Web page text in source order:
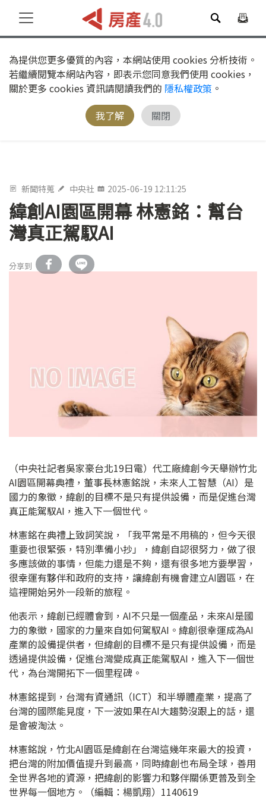
為提供您更多優質的內容，本網站使用 cookies 分析技術。
若繼續閱覽本網站內容，即表示您同意我們使用 cookies，
關於更多 cookies 資訊請閱讀我們的 隱私權政策 。
我了解
關閉
新聞特蒐 中央社 2025-06-19 12:11:25
緯創AI園區開幕 林憲銘：幫台
灣真正駕馭AI
分享到
（中央社記者吳家豪台北19日電）代工廠緯創今天舉辦竹北
AI園區開幕典禮，董事長林憲銘說，未來人工智慧（AI）是
國力的象徵，緯創的目標不是只有提供設備，而是促進台灣
真正能駕馭AI，進入下一個世代。
林憲銘在典禮上致詞笑說，「我平常是不用稿的，但今天很
重要也很緊張，特別準備小抄」，緯創自認很努力，做了很
多應該做的事情，但能力還是不夠，還有很多地方要學習，
很幸運有夥伴和政府的支持，讓緯創有機會建立AI園區，在
這裡開始另外一段新的旅程。
他表示，緯創已經體會到，AI不只是一個產品，未來AI是國
力的象徵，國家的力量來自如何駕馭AI。緯創很幸運成為AI
產業的設備提供者，但緯創的目標不是只有提供設備，而是
透過提供設備，促進台灣變成真正能駕馭AI，進入下一個世
代，為台灣開拓下一個里程碑。
林憲銘提到，台灣有資通訊（ICT）和半導體產業，提高了
台灣的國際能見度，下一波如果在AI大趨勢沒跟上的話，還
是會被淘汰。
林憲銘說，竹北AI園區是緯創在台灣這幾年來最大的投資，
把台灣的附加價值提升到最高，同時緯創也布局全球，善用
全世界各地的資源，把緯創的影響力和夥伴關係更普及到全
世界每一個地方。（編輯：楊凱翔）1140619